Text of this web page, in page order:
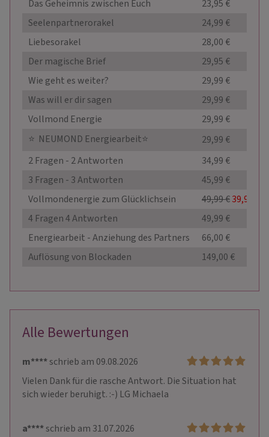
Das Geheimnis zwischen Euch
23,95 €
Seelenpartnerorakel
24,99 €
Liebesorakel
28,00 €
Der magische Brief
29,95 €
Wie geht es weiter?
29,99 €
Was will er dir sagen
29,99 €
Vollmond Energie
29,99 €
⭐ ️ NEUMOND Energiearbeit⭐ ️
29,99 €
2 Fragen - 2 Antworten
34,99 €
3 Fragen - 3 Antworten
45,99 €
Vollmondenergie zum Glücklichsein
49,99 €39,99 €
4 Fragen 4 Antworten
49,99 €
Energiearbeit - Anziehung des Partners
66,00 €
Auflösung von Blockaden
149,00 €
Alle Bewertungen
m****schrieb am 09.08.2026
Vielen Dank für die rasche Antwort. Die Situation hat
sich wieder beruhigt. :-) LG Michaela
a****schrieb am 31.07.2026